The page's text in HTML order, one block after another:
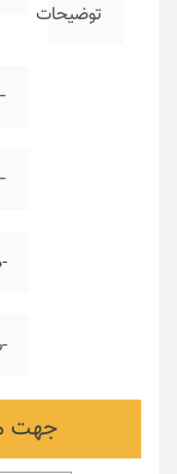
توضیحات
جهت